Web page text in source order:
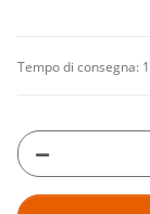
Tempo di consegna: